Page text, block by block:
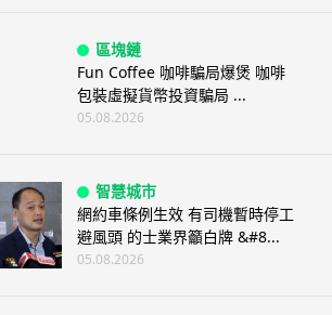
區塊鏈
Fun Coffee 咖啡騙局爆煲 咖啡
包裝虛擬貨幣投資騙局 ...
05.08.2026
智慧城市
網約車條例生效 有司機暫時停工
避風頭 的士業界籲白牌 &#8...
05.08.2026